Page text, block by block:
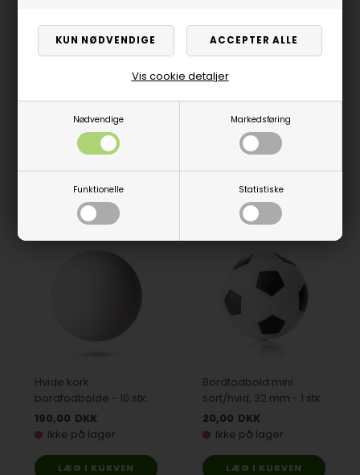
Nødvendige Markedsføring
Funktionelle Statistiske
Vis cookie detaljer
Control PLUS
bordfodbold - 1 stk.
DKK På lager
Roberto High Control
Gul bordfodbold - 1 stk.
DKK På lager
Hvide kork
bordfodbolde - 10 stk.
190,00 DKK
Ikke på lager
Bordfodbold mini
sort/hvid, 32 mm - 1 stk.
20,00 DKK
Ikke på lager